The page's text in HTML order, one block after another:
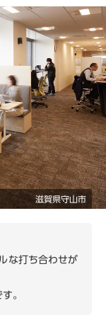
滋賀県守山市
ルな打ち合わせが
。